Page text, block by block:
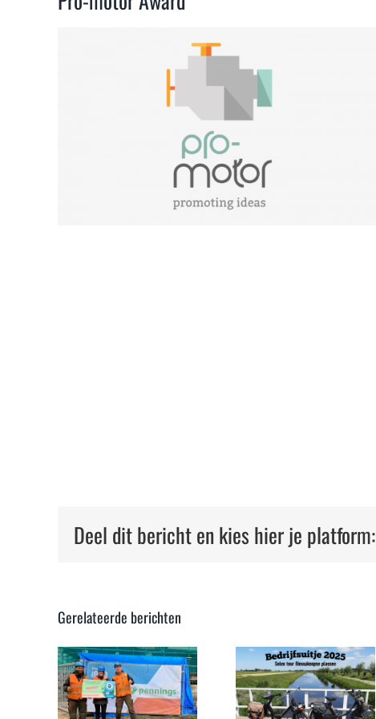
Deel dit bericht en kies hier je platform:
Gerelateerde berichten
Bedrijfsuitje
2025 – Solex
Verwerken
ontvangt